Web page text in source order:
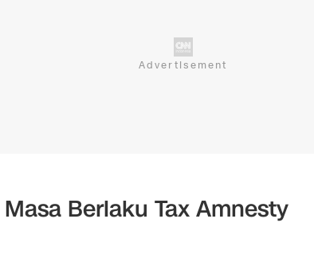
Berlaku Tax Amnesty